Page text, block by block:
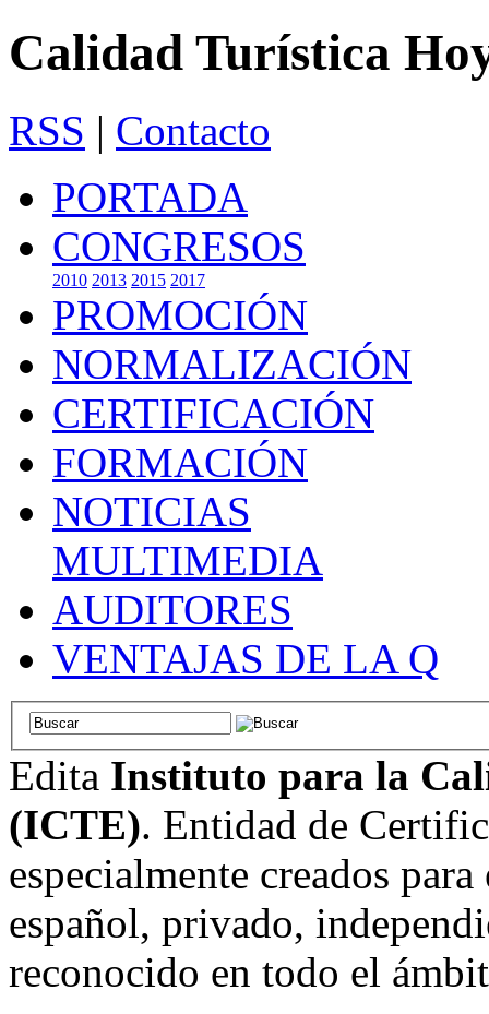
Calidad Turística
RSS | Contacto
PORTADA
CONGRESOS
2010 2013 2015 2017
PROMOCIÓN
NORMALIZACIÓN
CERTIFICACIÓN
FORMACIÓN
NOTICIAS
MULTIMEDIA
AUDITORES
VENTAJAS DE LA Q
Edita Instituto para la
(ICTE). Entidad de
especialmente creados
español, privado,
reconocido en todo el